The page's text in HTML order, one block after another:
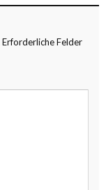
Erforderliche Felder